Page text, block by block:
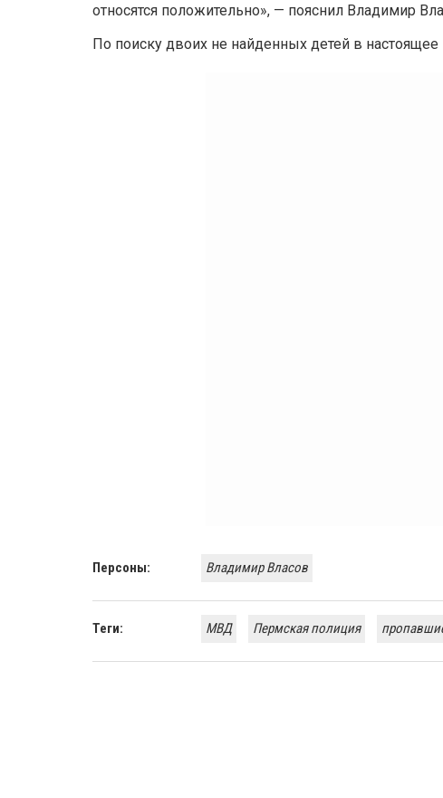
относятся положительно», — пояснил Владимир
По поиску двоих не найденных детей в настоящее
Персоны: Владимир Власов
Теги: МВД Пермская полиция